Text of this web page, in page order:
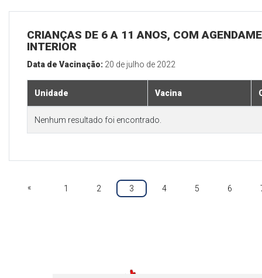
CRIANÇAS DE 6 A 11 ANOS, COM
INTERIOR
Data de Vacinação: 20 de julho de 2022
Unidade Vacina
Nenhum resultado foi encontrado.
« 1 2 3 4 5 6